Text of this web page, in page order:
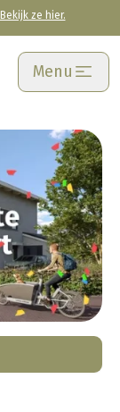
Bekijk ze hier.
Menu